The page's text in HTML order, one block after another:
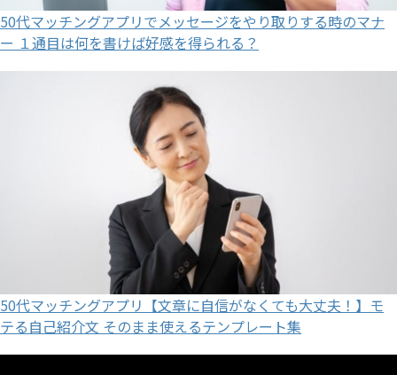
50代マッチングアプリでメッセージをやり取りする時のマナ
ー １通目は何を書けば好感を得られる？
50代マッチングアプリ【文章に自信がなくても大丈夫！】モ
テる自己紹介文 そのまま使えるテンプレート集